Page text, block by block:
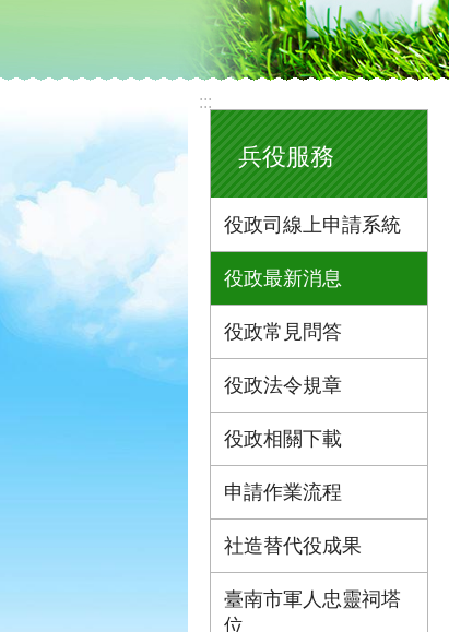
:::
兵役服務
役政司線上申請系統
役政最新消息
役政常見問答
役政法令規章
役政相關下載
申請作業流程
社造替代役成果
臺南市軍人忠靈祠塔
位